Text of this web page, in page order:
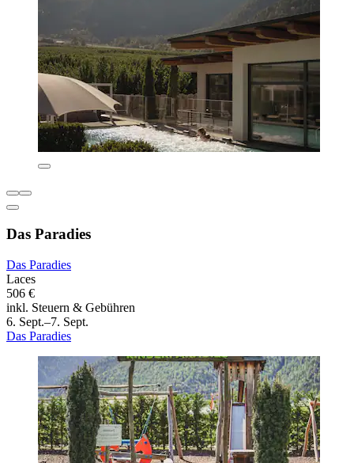
Das Paradies
Das Paradies
Laces
506 €
inkl. Steuern & Gebühren
6. Sept.–7. Sept.
Das Paradies